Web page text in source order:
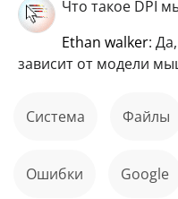
Что такое DPI
ethan walker:
зависит от модели
Система файлы
ошибки Google